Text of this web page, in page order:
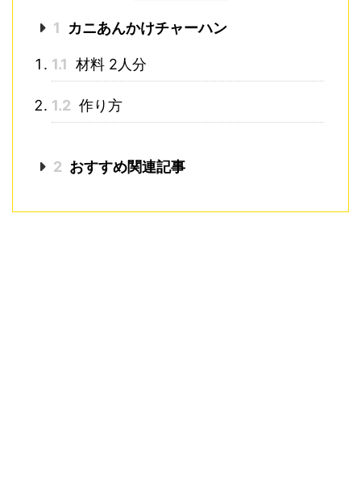
1 カニあんかけチャーハン
1.1 材料 2人分
1.2 作り方
2 おすすめ関連記事